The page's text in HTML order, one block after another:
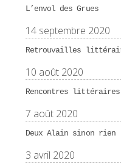
L’envol des Grues
14 septembre 2020
Retrouvailles
10 août 2020
Rencontres littéraires
7 août 2020
Deux Alain sinon rien
3 avril 2020